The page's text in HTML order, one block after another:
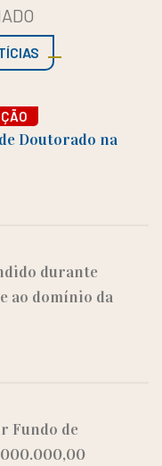
Doutorado na
durante
ao domínio da
Fundo de